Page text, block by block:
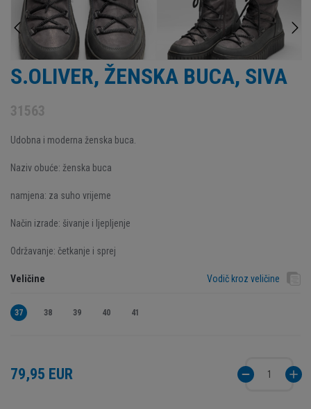
S.OLIVER, ŽENSKA BUCA, SIVA
31563
Udobna i moderna ženska buca.
Naziv obuće: ženska buca
namjena: za suho vrijeme
Način izrade: šivanje i ljepljenje
Održavanje: četkanje i sprej
Veličine Vodič kroz veličine
37 38 39 40 41
79,95 EUR